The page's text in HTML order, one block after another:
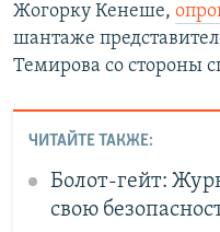
Жогорку Кенеше,
шантаже
Темирова со стороны
ЧИТАЙТЕ ТАКЖЕ:
Болот-гейт:
свою